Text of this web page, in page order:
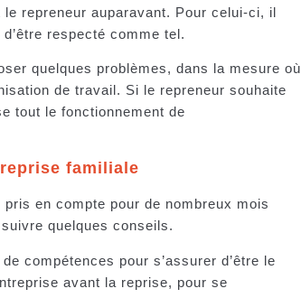
repreneur auparavant. Pour celui-ci, il
respecté comme tel.
quelques problèmes, dans la mesure où
de travail. Si le repreneur souhaite
tout le fonctionnement de
familiale
en compte pour de nombreux mois
quelques conseils.
compétences pour s’assurer d’être le
avant la reprise, pour se